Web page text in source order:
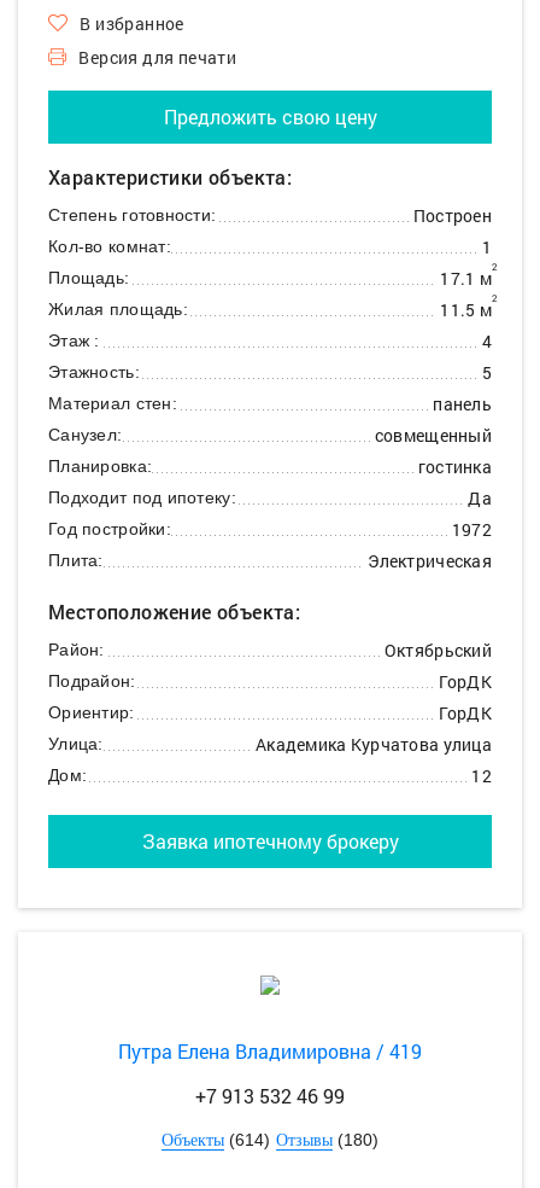
В избранное
Версия для печати
Предложить свою цену
Характеристики объекта:
Степень готовности: Построен
Кол-во комнат: 1
Площадь: 17.1 м2
Жилая площадь: 11.5 м2
Этаж : 4
Этажность: 5
Материал стен: панель
Санузел: совмещенный
Планировка: гостинка
Подходит под ипотеку: Да
Год постройки: 1972
Плита: Электрическая
Местоположение объекта:
Район: Октябрьский
Подрайон: ГорДК
Ориентир: ГорДК
Улица: Академика Курчатова улица
Дом: 12
Заявка ипотечному брокеру
Путра Елена Владимировна / 419
+7 913 532 46 99
Объекты (614) Отзывы (180)